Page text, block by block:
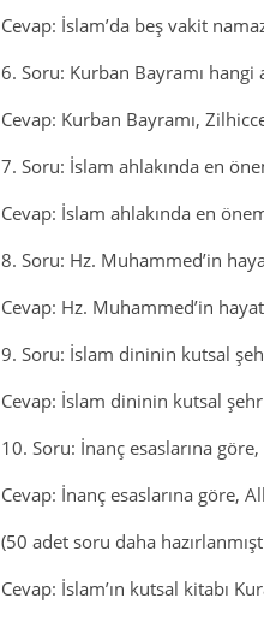
Cevap: İslam’da beş vakit namaz
6. Soru: Kurban Bayramı hangi
Cevap: Kurban Bayramı,
7. Soru: İslam ahlakında en
Cevap: İslam ahlakında en
8. Soru: Hz. Muhammed’in
Cevap: Hz. Muhammed’in
9. Soru: İslam dininin kutsal
Cevap: İslam dininin kutsal
10. Soru: İnanç esaslarına göre,
Cevap: İnanç esaslarına göre,
(50 adet soru daha
Cevap: İslam’ın kutsal kitabı